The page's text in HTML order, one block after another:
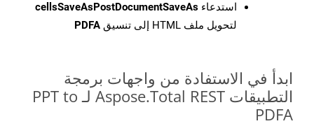
استدعاء cellsSaveAsPostDocumentSaveAs
لتحويل ملف HTML إلى تنسيق
PDFA
ابدأ في الاستفادة من واجهات برمجة
التطبيقات Aspose.Total REST لـ PPT to
PDFA